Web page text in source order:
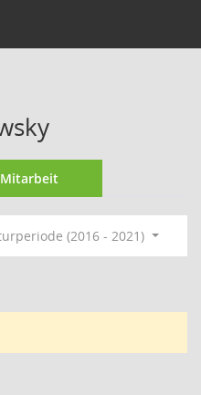
Mitarbeit
(2016 - 2021)